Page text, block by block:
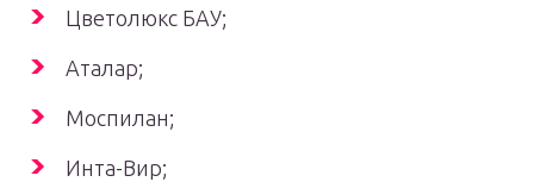
Цветолюкс БАУ;
Аталар;
Моспилан;
Инта-Вир;